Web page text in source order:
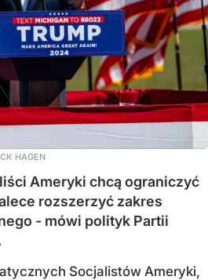
HAGEN
Ameryki chcą ograniczyć
rozszerzyć zakres
- mówi polityk Partii
Socjalistów Ameryki,